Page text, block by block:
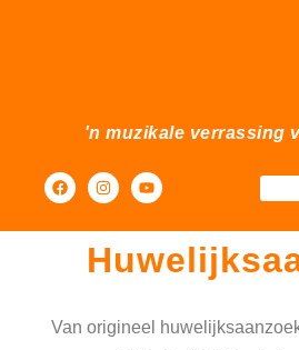
'n muzikale verrassing
Van origineel